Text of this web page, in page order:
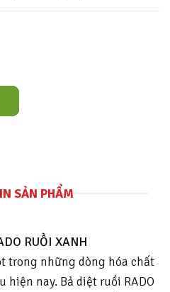
SẢN PHẨM
RUỒI XANH
trong những dòng hóa chất
nay. Bả diệt ruồi RADO